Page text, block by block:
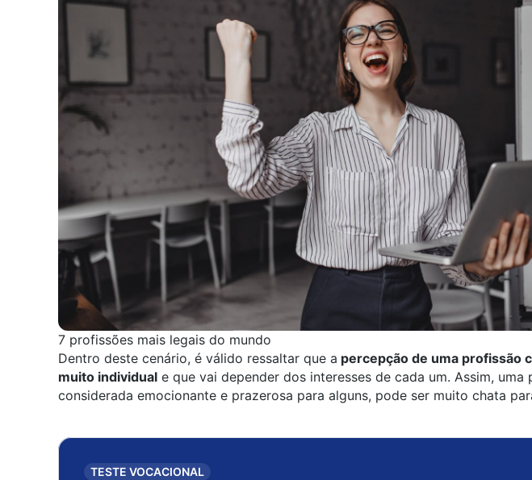
7 profissões mais legais do mundo
Dentro deste cenário, é válido ressaltar que a percepção de uma profissão
muito individual e que vai depender dos interesses de cada um. Assim, uma
considerada emocionante e prazerosa para alguns, pode ser muito chata
TESTE VOCACIONAL